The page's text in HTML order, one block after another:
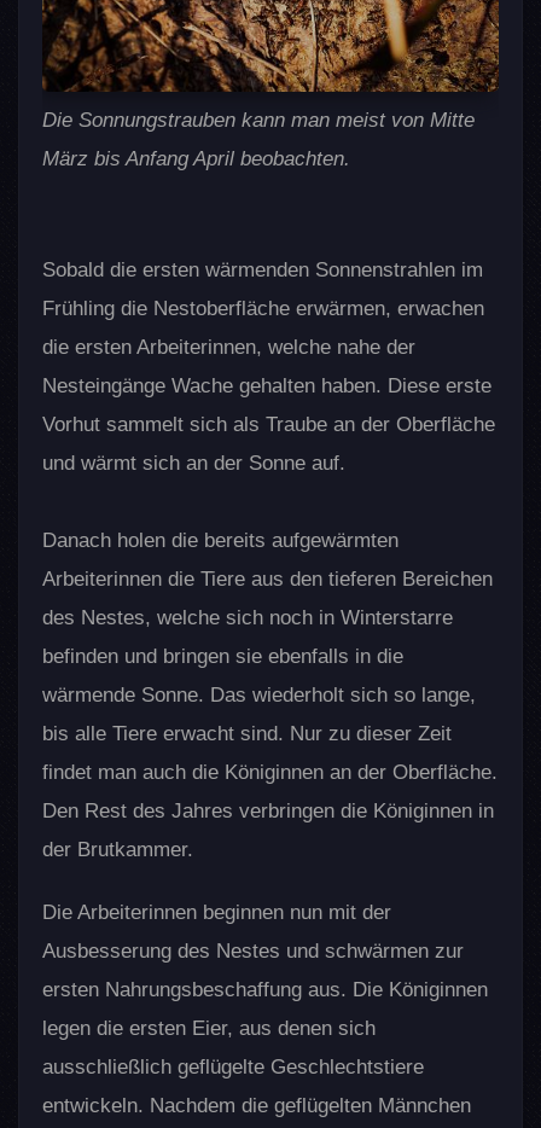
Die Sonnungstrauben kann man meist von Mitte
März bis Anfang April beobachten.
Sobald die ersten wärmenden Sonnenstrahlen im
Frühling die Nestoberfläche erwärmen, erwachen
die ersten Arbeiterinnen, welche nahe der
Nesteingänge Wache gehalten haben. Diese erste
Vorhut sammelt sich als Traube an der Oberfläche
und wärmt sich an der Sonne auf.
Danach holen die bereits aufgewärmten
Arbeiterinnen die Tiere aus den tieferen Bereichen
des Nestes, welche sich noch in Winterstarre
befinden und bringen sie ebenfalls in die
wärmende Sonne. Das wiederholt sich so lange,
bis alle Tiere erwacht sind. Nur zu dieser Zeit
findet man auch die Königinnen an der Oberfläche.
Den Rest des Jahres verbringen die Königinnen in
der Brutkammer.
Die Arbeiterinnen beginnen nun mit der
Ausbesserung des Nestes und schwärmen zur
ersten Nahrungsbeschaffung aus. Die Königinnen
legen die ersten Eier, aus denen sich
ausschließlich geflügelte Geschlechtstiere
entwickeln. Nachdem die geflügelten Männchen